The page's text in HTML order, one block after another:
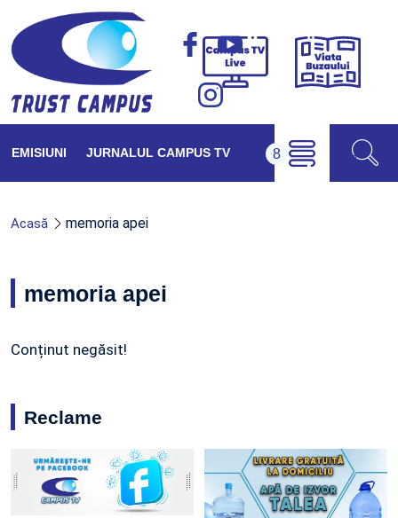
Campus
Viața
EMISIUNI JURNALUL CAMPUS TV
Acasă memoria apei
memoria apei
Conținut negăsit!
Reclame